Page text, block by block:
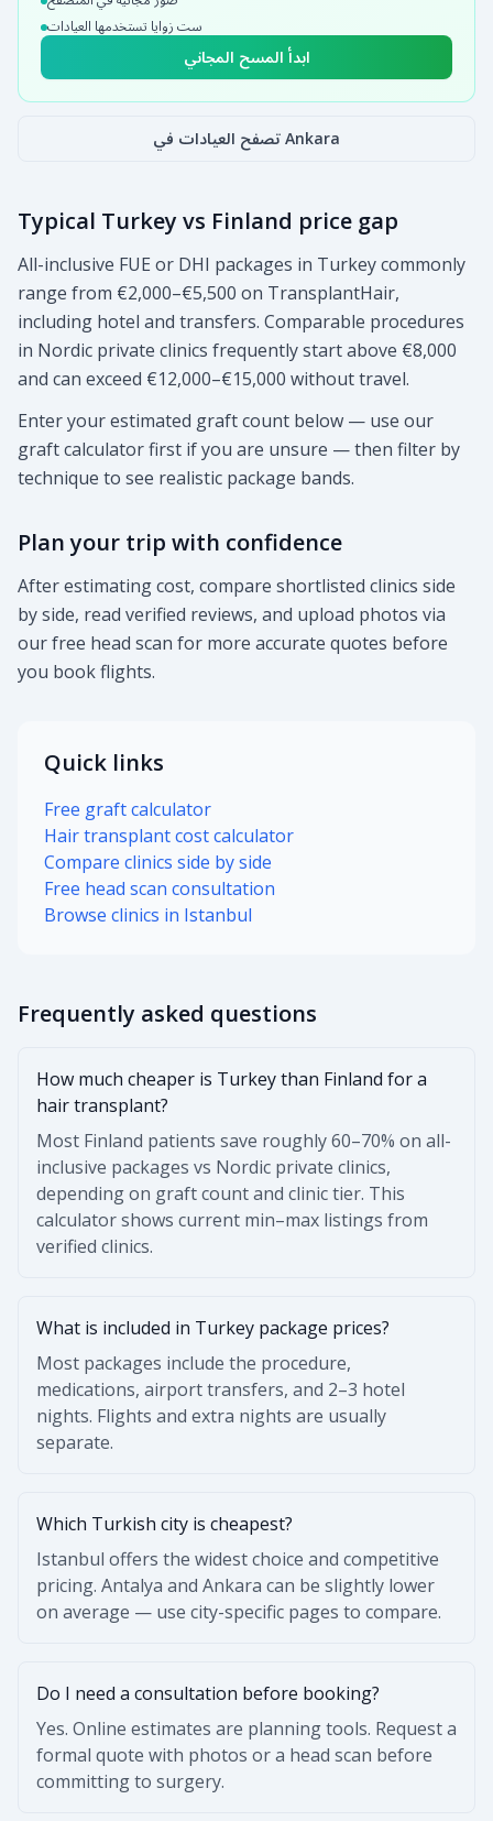
ست زوايا تستخدمها العيادات
ابدأ المسح المجاني
تصفح العيادات في Ankara
Typical Turkey vs Finland price gap
All-inclusive FUE or DHI packages in Turkey commonly
range from €2,000–€5,500 on TransplantHair,
including hotel and transfers. Comparable procedures
in Nordic private clinics frequently start above €8,000
and can exceed €12,000–€15,000 without travel.
Enter your estimated graft count below — use our
graft calculator first if you are unsure — then filter by
technique to see realistic package bands.
Plan your trip with confidence
After estimating cost, compare shortlisted clinics side
by side, read verified reviews, and upload photos via
our free head scan for more accurate quotes before
you book flights.
Quick links
Free graft calculator
Hair transplant cost calculator
Compare clinics side by side
Free head scan consultation
Browse clinics in Istanbul
Frequently asked questions
How much cheaper is Turkey than Finland for a
hair transplant?
Most Finland patients save roughly 60–70% on all-
inclusive packages vs Nordic private clinics,
depending on graft count and clinic tier. This
calculator shows current min–max listings from
verified clinics.
What is included in Turkey package prices?
Most packages include the procedure,
medications, airport transfers, and 2–3 hotel
nights. Flights and extra nights are usually
separate.
Which Turkish city is cheapest?
Istanbul offers the widest choice and competitive
pricing. Antalya and Ankara can be slightly lower
on average — use city-specific pages to compare.
Do I need a consultation before booking?
Yes. Online estimates are planning tools. Request a
formal quote with photos or a head scan before
committing to surgery.